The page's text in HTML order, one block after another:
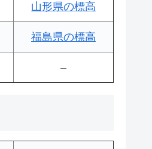
山形県の標高
福島県の標高
–